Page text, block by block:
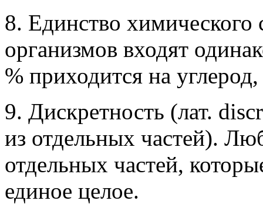
8. Единство химического
организмов входят
% приходится на
9. Дискретность (лат.
из отдельных частей).
отдельных частей,
единое целое.